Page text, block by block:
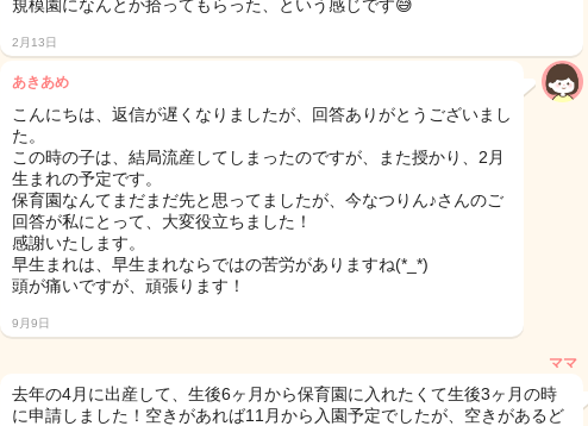
規模園になんとか拾ってもらった、という感じです😅
2月13日
あきあめ
こんにちは、返信が遅くなりましたが、回答ありがとうございまし
た。
この時の子は、結局流産してしまったのですが、また授かり、2月
生まれの予定です。
保育園なんてまだまだ先と思ってましたが、今なつりん♪さんのご
回答が私にとって、大変役立ちました！
感謝いたします。
早生まれは、早生まれならではの苦労がありますね(*_*)
頭が痛いですが、頑張ります！
9月9日
ママ
去年の4月に出産して、生後6ヶ月から保育園に入れたくて生後3ヶ月の時
に申請しました！空きがあれば11月から入園予定でしたが、空きがあるど